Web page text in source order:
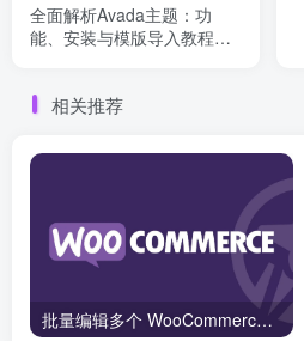
全面解析Avada主题：功
能、安装与模版导入教程
相关推荐
批量编辑多个 WooCommerce 产品变体价格的 2 个方法？